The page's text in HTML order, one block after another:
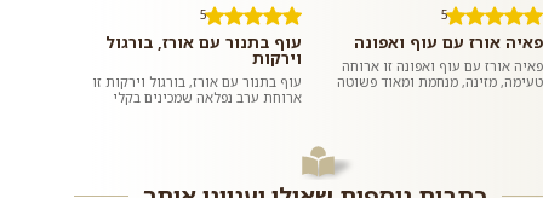
5
פאיה אורז עם עוף ואפונה
פאיה אורז עם עוף ואפונה זו ארוחה
טעימה, מזינה, מנחמת ומאוד פשוטה
5
עוף בתנור עם אורז, בורגול
וירקות
עוף בתנור עם אורז, בורגול וירקות זו
ארוחת ערב נפלאה שמכינים בקלי